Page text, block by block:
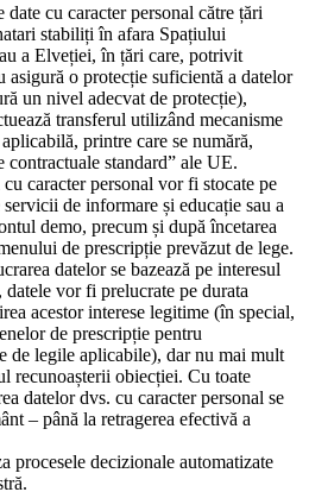
cu caracter personal către țări
stabiliți în afara Spațiului
a Elveției, în țări care, potrivit
asigură o protecție suficientă a datelor
un nivel adecvat de protecție),
transferul utilizând mecanisme
printre care se numără,
contractuale standard” ale UE.
caracter personal vor fi stocate pe
de informare și educație sau a
demo, precum și după încetarea
de prescripție prevăzut de lege.
datelor se bazează pe interesul
vor fi prelucrate pe durata
acestor interese legitime (în special,
de prescripție pentru
de legile aplicabile), dar nu mai mult
recunoașterii obiecției. Cu toate
datelor dvs. cu caracter personal se
– până la retragerea efectivă a
procesele decizionale automatizate